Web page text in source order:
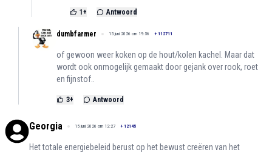
1 + Antwoord
dumbfarmer 15 juni 2026 om 19:56 + 112711
of gewoon weer koken op de hout/kolen kachel. Maar dat
wordt ook onmogelijk gemaakt door gejank over rook, roet
en fijnstof..
3+ Antwoord
Georgia 15 juni 2026 om 12:27 + 12145
Het totale energiebeleid berust op het bewust creëren van het